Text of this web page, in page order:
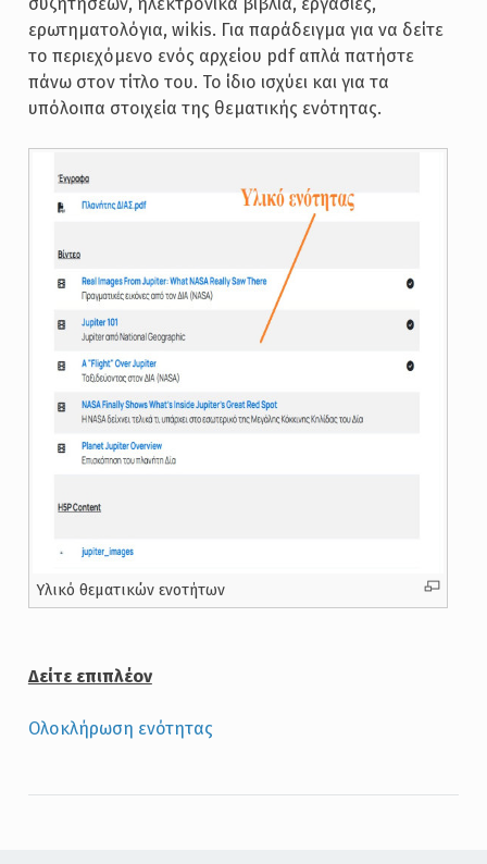
συζητήσεων, ηλεκτρονικά βιβλία, εργασίες,
ερωτηματολόγια, wikis. Για παράδειγμα για να δείτε
το περιεχόμενο ενός αρχείου pdf απλά πατήστε
πάνω στον τίτλο του. Το ίδιο ισχύει και για τα
υπόλοιπα στοιχεία της θεματικής ενότητας.
Υλικό θεματικών ενοτήτων
Δείτε επιπλέον
Ολοκλήρωση ενότητας